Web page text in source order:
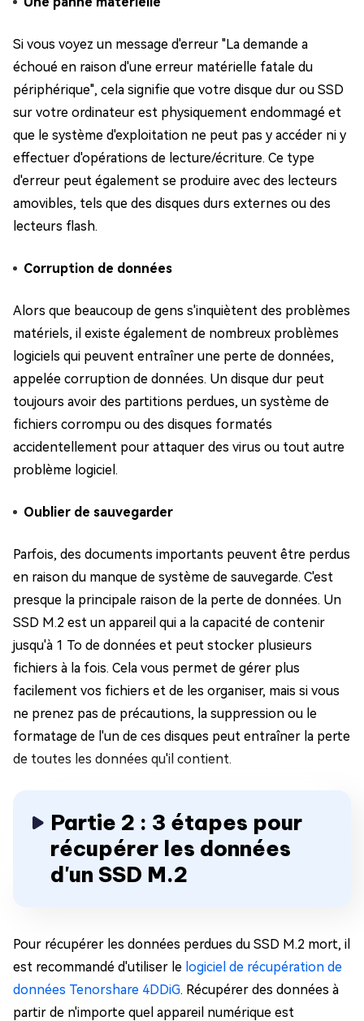
Si vous voyez un message d'erreur "La demande a
échoué en raison d'une erreur matérielle fatale du
périphérique", cela signifie que votre disque dur ou SSD
sur votre ordinateur est physiquement endommagé et
que le système d'exploitation ne peut pas y accéder ni y
effectuer d'opérations de lecture/écriture. Ce type
d'erreur peut également se produire avec des lecteurs
amovibles, tels que des disques durs externes ou des
lecteurs flash.
Corruption de données
Alors que beaucoup de gens s'inquiètent des problèmes
matériels, il existe également de nombreux problèmes
logiciels qui peuvent entraîner une perte de données,
appelée corruption de données. Un disque dur peut
toujours avoir des partitions perdues, un système de
fichiers corrompu ou des disques formatés
accidentellement pour attaquer des virus ou tout autre
problème logiciel.
Oublier de sauvegarder
Parfois, des documents importants peuvent être perdus
en raison du manque de système de sauvegarde. C'est
presque la principale raison de la perte de données. Un
SSD M.2 est un appareil qui a la capacité de contenir
jusqu'à 1 To de données et peut stocker plusieurs
fichiers à la fois. Cela vous permet de gérer plus
facilement vos fichiers et de les organiser, mais si vous
ne prenez pas de précautions, la suppression ou le
formatage de l'un de ces disques peut entraîner la perte
de toutes les données qu'il contient.
Partie 2 : 3 étapes pour
récupérer les données
d'un SSD M.2
Pour récupérer les données perdues du SSD M.2 mort, il
est recommandé d'utiliser le logiciel de récupération de
données Tenorshare 4DDiG. Récupérer des données à
partir de n'importe quel appareil numérique est